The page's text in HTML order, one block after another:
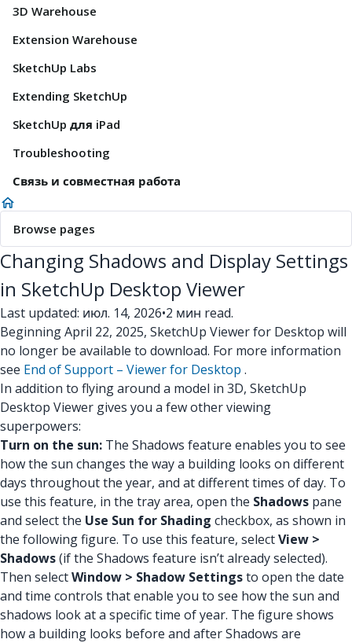
3D Warehouse
Extension Warehouse
SketchUp Labs
Extending SketchUp
SketchUp для iPad
Troubleshooting
Связь и совместная работа
Browse pages
Changing Shadows and Display Settings
in SketchUp Desktop Viewer
Last updated: июл. 14, 2026•2 мин read.
Beginning April 22, 2025, SketchUp Viewer for Desktop will
no longer be available to download. For more information
see End of Support – Viewer for Desktop .
In addition to flying around a model in 3D, SketchUp
Desktop Viewer gives you a few other viewing
superpowers:
Turn on the sun: The Shadows feature enables you to see
how the sun changes the way a building looks on different
days throughout the year, and at different times of day. To
use this feature, in the tray area, open the Shadows pane
and select the Use Sun for Shading checkbox, as shown in
the following figure. To use this feature, selectView >
Shadows(if the Shadows feature isn’t already selected).
Then selectWindow > Shadow Settingsto open the date
and time controls that enable you to see how the sun and
shadows look at a specific time of year. The figure shows
how a building looks before and after Shadows are